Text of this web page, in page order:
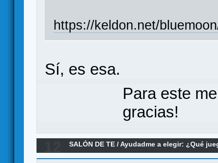
https://keldon.net/
Sí, es esa.
Para este
gracias!
SALÓN DE TE /Ayudadme a elegir: ¿Qué